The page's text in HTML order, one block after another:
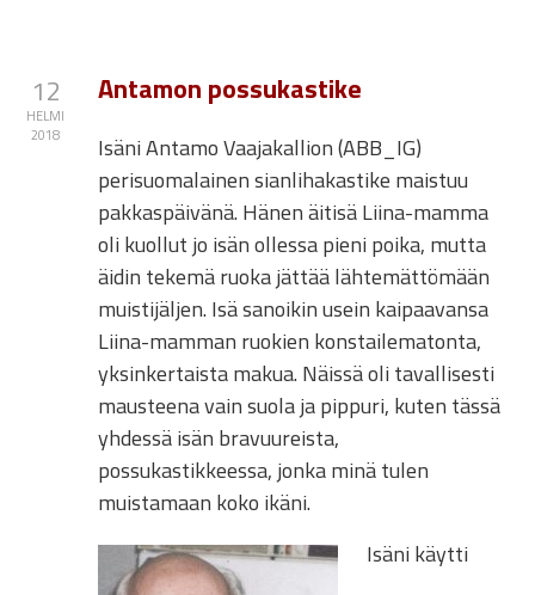
12
HELMI
2018
Antamon possukastike
Isäni Antamo Vaajakallion (ABB_IG)
perisuomalainen sianlihakastike maistuu
pakkaspäivänä. Hänen äitisä Liina-mamma
oli kuollut jo isän ollessa pieni poika, mutta
äidin tekemä ruoka jättää lähtemättömään
muistijäljen. Isä sanoikin usein kaipaavansa
Liina-mamman ruokien konstailematonta,
yksinkertaista makua. Näissä oli tavallisesti
mausteena vain suola ja pippuri, kuten tässä
yhdessä isän bravuureista,
possukastikkeessa, jonka minä tulen
muistamaan koko ikäni.
Isäni käytti